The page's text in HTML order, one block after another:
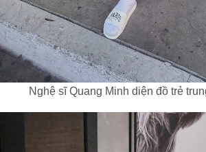
Nghệ sĩ Quang Minh diện đồ trẻ